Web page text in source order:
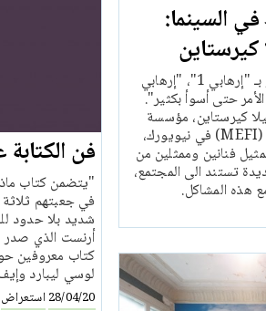
فن
"يتضمن كتاب
في جعبتهم
شديد بلا حدود
أرنست الذي صدر
كتاب معروفين
لوسي ليبارد
28/04/20 استعراض
السينما:
"في غالبية الحالات يتلخص الأمر بـ "إرهابي 1"، "إرهابي
الأمر حتى أسوأ بكثير".
كيرستاين، مؤسسة
مبادرة الشرق الأوسط في السينما (MEFI) في نيويورك،
فنانين وممثلين من
تستند الى المجتمع،